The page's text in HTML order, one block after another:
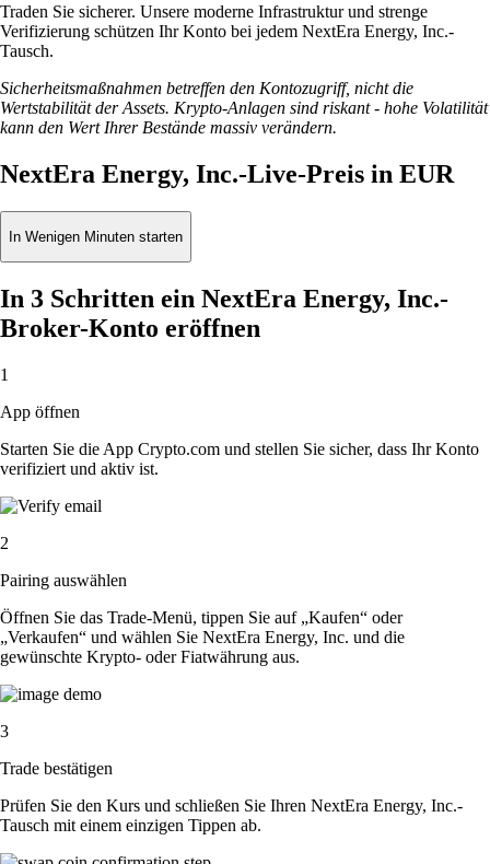
Traden Sie sicherer. Unsere moderne Infrastruktur und strenge
Verifizierung schützen Ihr Konto bei jedem NextEra Energy, Inc.-
Tausch.
Sicherheitsmaßnahmen betreffen den Kontozugriff, nicht die
Wertstabilität der Assets. Krypto-Anlagen sind riskant - hohe Volatilität
kann den Wert Ihrer Bestände massiv verändern.
NextEra Energy, Inc.-Live-Preis in EUR
In Wenigen Minuten starten
In 3 Schritten ein NextEra Energy, Inc.-
Broker-Konto eröffnen
1
App öffnen
Starten Sie die App Crypto.com und stellen Sie sicher, dass Ihr Konto
verifiziert und aktiv ist.
2
Pairing auswählen
Öffnen Sie das Trade-Menü, tippen Sie auf „Kaufen“ oder
„Verkaufen“ und wählen Sie NextEra Energy, Inc. und die
gewünschte Krypto- oder Fiatwährung aus.
3
Trade bestätigen
Prüfen Sie den Kurs und schließen Sie Ihren NextEra Energy, Inc.-
Tausch mit einem einzigen Tippen ab.